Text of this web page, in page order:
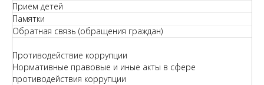
Прием детей
Памятки
Обратная связь (обращения граждан)
Противодействие коррупции
Нормативные правовые и иные акты в сфере
противодействия коррупции